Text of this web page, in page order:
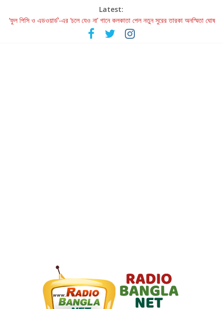
Latest:
Retribution: A Thought-Provoking Short Film That Challenges
Our Understanding of Justice
‘ফুল পিসি ও এডওয়ার্ড’-এর ‘চলে যেও না’ গানে কলকাতা পেল নতুন সুরের তারকা অনস্মিতা ঘোষ